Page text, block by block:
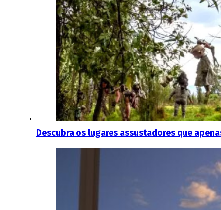
Descubra os lugares assustadores que